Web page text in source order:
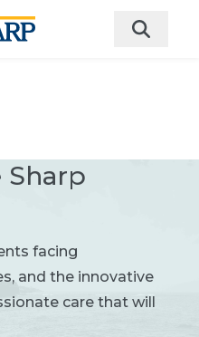
Sharp
facing
and the innovative
care that will